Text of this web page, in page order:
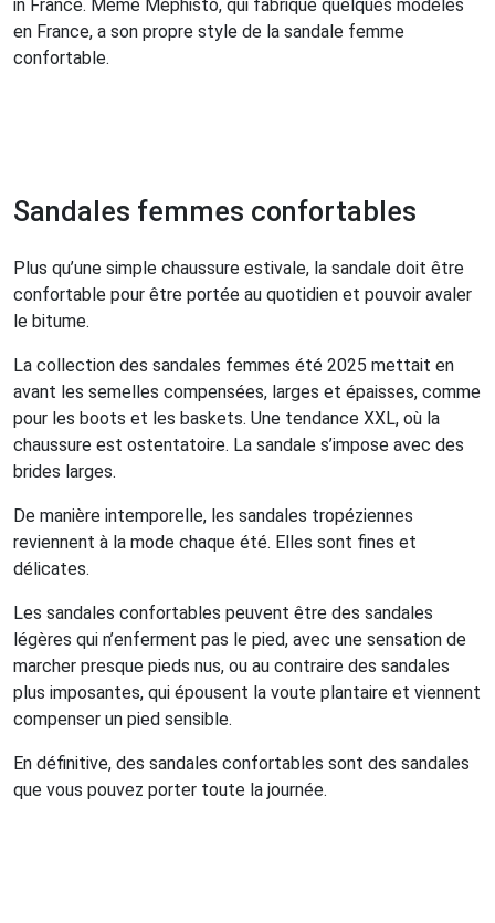
in France. Même Méphisto, qui fabrique quelques modèles
en France, a son propre style de la sandale femme
confortable.
Sandales femmes confortables
Plus qu’une simple chaussure estivale, la sandale doit être
confortable pour être portée au quotidien et pouvoir avaler
le bitume.
La collection des sandales femmes été 2025 mettait en
avant les semelles compensées, larges et épaisses, comme
pour les boots et les baskets. Une tendance XXL, où la
chaussure est ostentatoire. La sandale s’impose avec des
brides larges.
De manière intemporelle, les sandales tropéziennes
reviennent à la mode chaque été. Elles sont fines et
délicates.
Les sandales confortables peuvent être des sandales
légères qui n’enferment pas le pied, avec une sensation de
marcher presque pieds nus, ou au contraire des sandales
plus imposantes, qui épousent la voute plantaire et viennent
compenser un pied sensible.
En définitive, des sandales confortables sont des sandales
que vous pouvez porter toute la journée.